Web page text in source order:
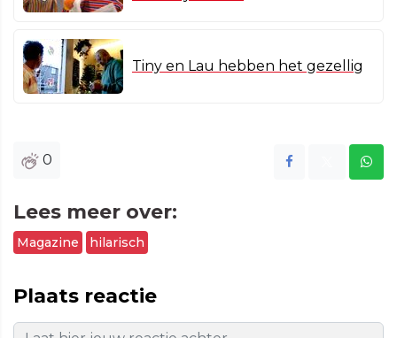
Tiny en Lau hebben het gezellig
0
Lees meer over:
Magazine hilarisch
Plaats reactie